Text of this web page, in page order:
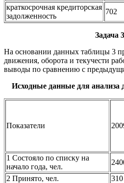
краткосрочная кредиторская
задолженность
702
Задача 3
На основании данных таблицы 3
движения, оборота и текучести
выводы по сравнению с
Исходные данные для анализа
Показатели
1 Состояло по списку на
начало года, чел.
2 Принято, чел.
310